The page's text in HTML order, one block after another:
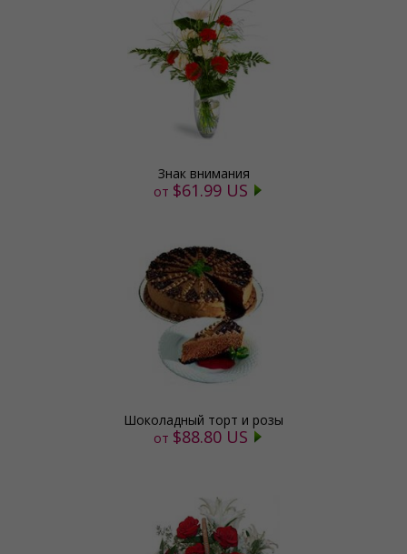
Знак внимания
от $61.99 US
Шоколадный торт и розы
от $88.80 US